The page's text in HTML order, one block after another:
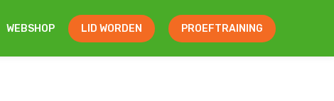
WEBSHOP LID WORDEN PROEFTRAINING